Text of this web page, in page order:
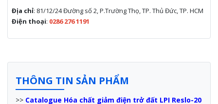
Địa chỉ: 81/12/24 Đường số 2, P.Trường Thọ, TP. Thủ Đức, TP. HCM
Điện thoại: 0286 276 1191
THÔNG TIN SẢN PHẨM
>> Catalogue Hóa chất giảm điện trở đất LPI Reslo-20